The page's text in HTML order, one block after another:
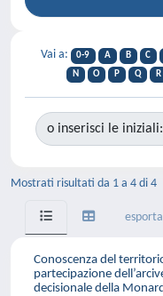
Vai a: 0-9 A B C
N
O P Q R
o inserisci le iniziali:
Mostrati risultati da 1 a 4 di 4
Conoscenza del
partecipazione
decisionale della